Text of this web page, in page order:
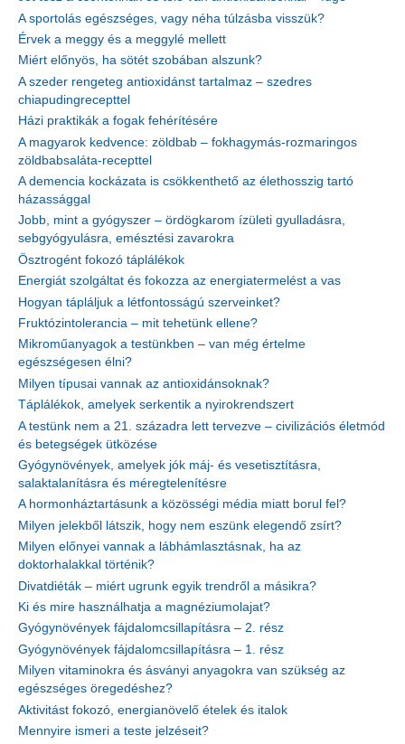
A sportolás egészséges, vagy néha túlzásba visszük?
Érvek a meggy és a meggylé mellett
Miért előnyös, ha sötét szobában alszunk?
A szeder rengeteg antioxidánst tartalmaz – szedres
chiapudingrecepttel
Házi praktikák a fogak fehérítésére
A magyarok kedvence: zöldbab – fokhagymás-rozmaringos
zöldbabsaláta-recepttel
A demencia kockázata is csökkenthető az élethosszig tartó
házassággal
Jobb, mint a gyógyszer – ördögkarom ízületi gyulladásra,
sebgyógyulásra, emésztési zavarokra
Ösztrogént fokozó táplálékok
Energiát szolgáltat és fokozza az energiatermelést a vas
Hogyan tápláljuk a létfontosságú szerveinket?
Fruktózintolerancia – mit tehetünk ellene?
Mikroműanyagok a testünkben – van még értelme
egészségesen élni?
Milyen típusai vannak az antioxidánsoknak?
Táplálékok, amelyek serkentik a nyirokrendszert
A testünk nem a 21. századra lett tervezve – civilizációs életmód
és betegségek ütközése
Gyógynövények, amelyek jók máj- és vesetisztításra,
salaktalanításra és méregtelenítésre
A hormonháztartásunk a közösségi média miatt borul fel?
Milyen jelekből látszik, hogy nem eszünk elegendő zsírt?
Milyen előnyei vannak a lábhámlasztásnak, ha az
doktorhalakkal történik?
Divatdiéták – miért ugrunk egyik trendről a másikra?
Ki és mire használhatja a magnéziumolajat?
Gyógynövények fájdalomcsillapításra – 2. rész
Gyógynövények fájdalomcsillapításra – 1. rész
Milyen vitaminokra és ásványi anyagokra van szükség az
egészséges öregedéshez?
Aktivitást fokozó, energianövelő ételek és italok
Mennyire ismeri a teste jelzéseit?